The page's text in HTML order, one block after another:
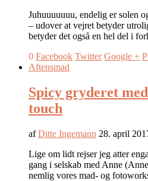
Juhuuuuuuu, endelig er solen
– udover at vejret betyder
betyder det også en hel del i
0 Facebook Twitter Google +
Aftensmad
Spicy gryderet
touch
afDitte Ingemann 28. april
Lige om lidt rejser jeg atter
gang i selskab med Anne
nemlig vores mad- og